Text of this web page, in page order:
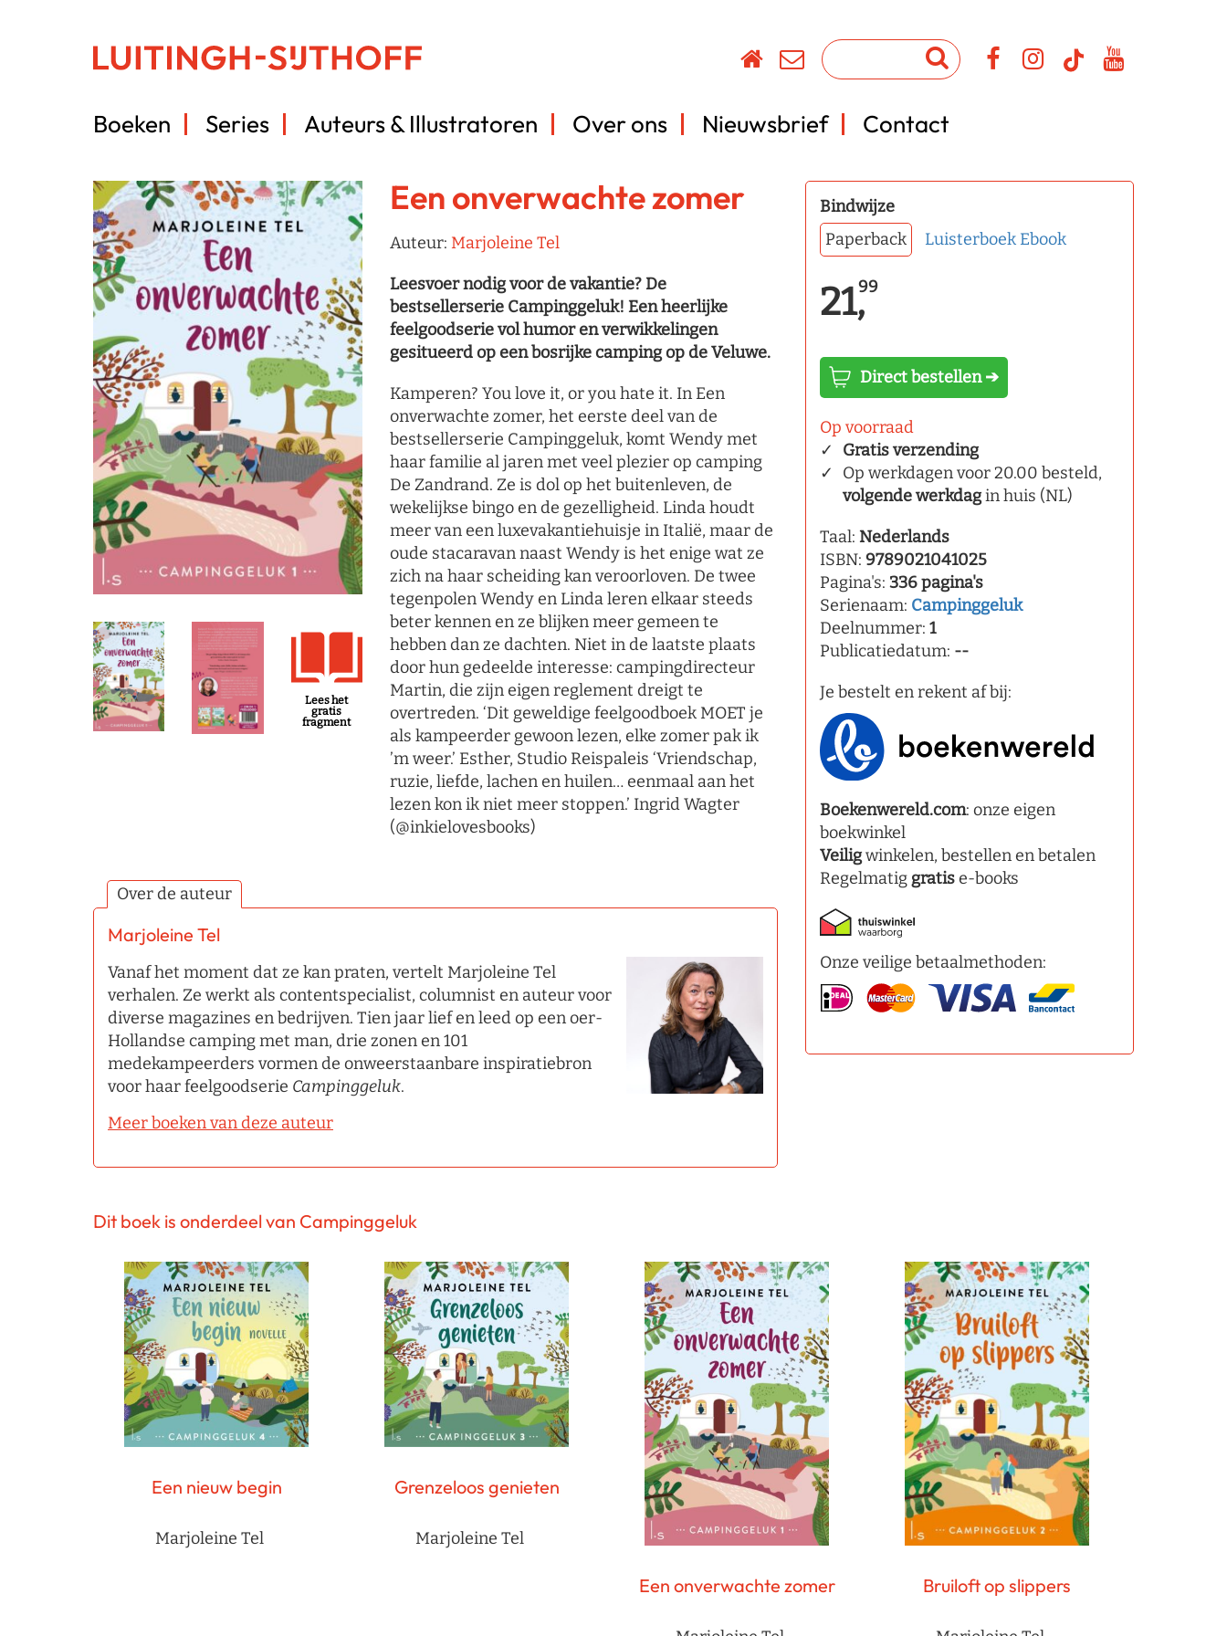
Boeken Series Auteurs & Illustratoren Over ons Nieuwsbrief Contact
Lees het
gratis
fragment
Een onverwachte zomer
Auteur: Marjoleine Tel
Leesvoer nodig voor de vakantie? De
bestsellerserie Campinggeluk! Een heerlijke
feelgoodserie vol humor en verwikkelingen
gesitueerd op een bosrijke camping op de Veluwe.
Kamperen? You love it, or you hate it. In Een
onverwachte zomer, het eerste deel van de
bestsellerserie Campinggeluk, komt Wendy met
haar familie al jaren met veel plezier op camping
De Zandrand. Ze is dol op het buitenleven, de
wekelijkse bingo en de gezelligheid. Linda houdt
meer van een luxevakantiehuisje in Italië, maar de
oude stacaravan naast Wendy is het enige wat ze
zich na haar scheiding kan veroorloven. De twee
tegenpolen Wendy en Linda leren elkaar steeds
beter kennen en ze blijken meer gemeen te
hebben dan ze dachten. Niet in de laatste plaats
door hun gedeelde interesse: campingdirecteur
Martin, die zijn eigen reglement dreigt te
overtreden. ‘Dit geweldige feelgoodboek MOET je
als kampeerder gewoon lezen, elke zomer pak ik
’m weer.’ Esther, Studio Reispaleis ‘Vriendschap,
ruzie, liefde, lachen en huilen… eenmaal aan het
lezen kon ik niet meer stoppen.’ Ingrid Wagter
(@inkielovesbooks)
Over de auteur
Marjoleine Tel
Vanaf het moment dat ze kan praten, vertelt Marjoleine Tel
verhalen. Ze werkt als contentspecialist, columnist en auteur voor
diverse magazines en bedrijven. Tien jaar lief en leed op een oer-
Hollandse camping met man, drie zonen en 101
medekampeerders vormen de onweerstaanbare inspiratiebron
voor haar feelgoodserie Campinggeluk.
Meer boeken van deze auteur
Bindwijze
Paperback
Luisterboek Ebook
21,99
Direct bestellen ➔
Op voorraad
Gratis verzending
Op werkdagen voor 20.00 besteld,
volgende werkdagin huis (NL)
Taal: Nederlands
ISBN: 9789021041025
Pagina's: 336 pagina's
Serienaam: Campinggeluk
Deelnummer: 1
Publicatiedatum: --
Je bestelt en rekent af bij:
Boekenwereld.com: onze eigen
boekwinkel
Veiligwinkelen, bestellen en betalen
Regelmatig gratise-books
Onze veilige betaalmethoden:
Dit boek is onderdeel van Campinggeluk
Een nieuw begin
Marjoleine Tel
Grenzeloos genieten
Marjoleine Tel
Een onverwachte zomer Bruiloft op slippers